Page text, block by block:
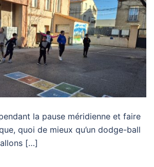
la pause méridienne et faire
quoi de mieux qu’un dodge-ball
[…]